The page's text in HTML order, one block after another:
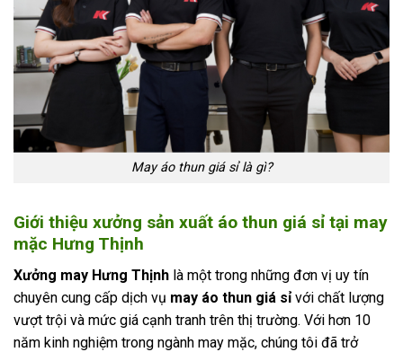
May áo thun giá sỉ là gì?
Giới thiệu xưởng sản xuất áo thun giá sỉ tại may
mặc Hưng Thịnh
Xưởng may Hưng Thịnh là một trong những đơn vị uy tín
chuyên cung cấp dịch vụ may áo thun giá sỉvới chất lượng
vượt trội và mức giá cạnh tranh trên thị trường. Với hơn 10
năm kinh nghiệm trong ngành may mặc, chúng tôi đã trở